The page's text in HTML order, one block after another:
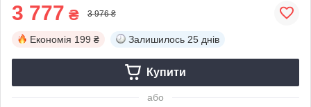
3 777 ₴ 3 976 ₴
Економія 199 ₴ Залишилось 25 днів
Купити
або